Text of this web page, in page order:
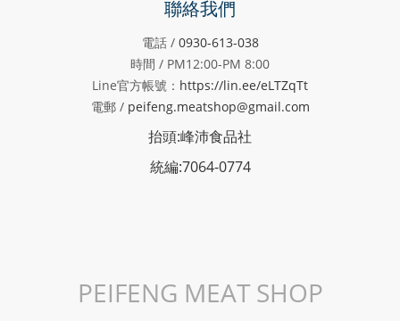
聯絡我們
電話 / 0930-613-038
時間 / PM12:00-PM 8:00
Line官方帳號： https://lin.ee/eLTZqTt
電郵 / peifeng.meatshop@gmail.com
抬頭:峰沛食品社
統編:7064-0774
PEIFENG MEAT SHOP